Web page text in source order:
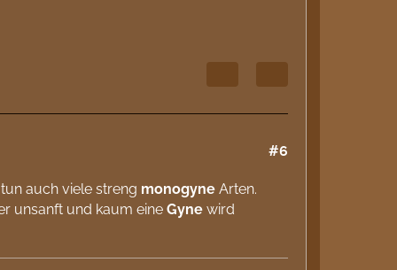
#6
auch viele streng monogyne Arten.
unsanft und kaum eineGyne wird